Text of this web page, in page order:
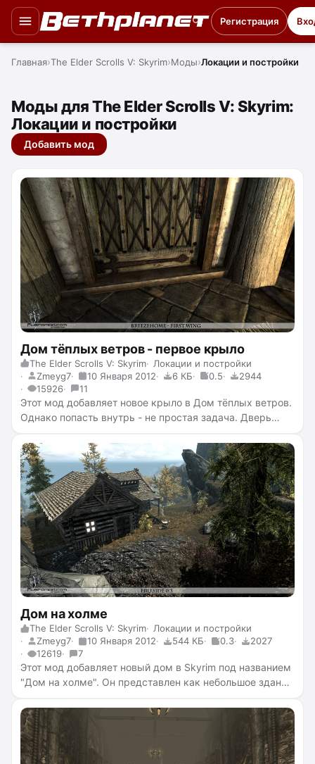
Регистрация
Главная The Elder Scrolls V: Skyrim Моды Локации и постройки
Моды для The Elder Scrolls V: Skyrim:
Локации и постройки
Добавить мод
Дом тёплых ветров - первое крыло
The Elder Scrolls V: Skyrim
Локации и постройки
Zmeyg7
10 Января 2012 6 КБ 0.5
2944
15926
11
Этот мод добавляет новое крыло в Дом тёплых ветров.
Однако попасть внутрь - не простая задача. Дверь
Обнаружить его не трудно: он лежит прямо под
дверью.
Дом на холме
The Elder Scrolls V: Skyrim
Локации и постройки
Zmeyg7
10 Января 2012 544 КБ 0.3
2027
12619
7
Этот мод добавляет новый дом в Skyrim под названием
"Дом на холме". Он представлен как небольшое здание
живописные просторы. Архитектура дома выдержана
в классическом стиле "охотничий дом": на стенах висят
чучела убитых зверей и разнообразные трофеи, но,
конечно же, незаменимым атрибутом является